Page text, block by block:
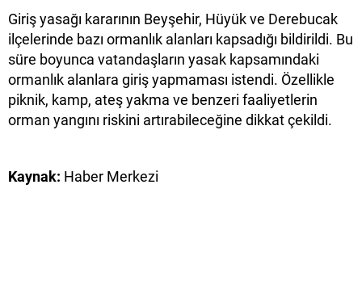
Giriş yasağı kararının Beyşehir, Hüyük ve Derebucak
ilçelerinde bazı ormanlık alanları kapsadığı bildirildi. Bu
süre boyunca vatandaşların yasak kapsamındaki
ormanlık alanlara giriş yapmaması istendi. Özellikle
piknik, kamp, ateş yakma ve benzeri faaliyetlerin
orman yangını riskini artırabileceğine dikkat çekildi.
Kaynak: Haber Merkezi